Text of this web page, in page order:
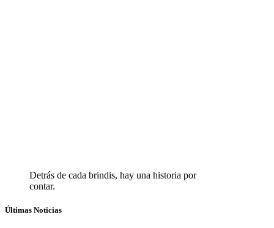
Detrás de cada brindis, hay una historia por
contar.
Últimas Noticias